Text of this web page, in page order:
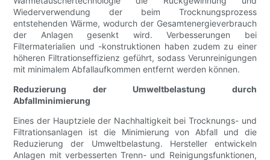
Wiederverwendung der beim Trocknungsprozess
entstehenden Wärme, wodurch der Gesamtenergieverbrauch
der Anlagen gesenkt wird. Verbesserungen bei
Filtermaterialien und -konstruktionen haben zudem zu einer
höheren Filtrationseffizienz geführt, sodass Verunreinigungen
mit minimalem Abfallaufkommen entfernt werden können.
Reduzierung der Umweltbelastung durch
Abfallminimierung
Eines der Hauptziele der Nachhaltigkeit bei Trocknungs- und
Filtrationsanlagen ist die Minimierung von Abfall und die
Reduzierung der Umweltbelastung. Hersteller entwickeln
Anlagen mit verbesserten Trenn- und Reinigungsfunktionen,